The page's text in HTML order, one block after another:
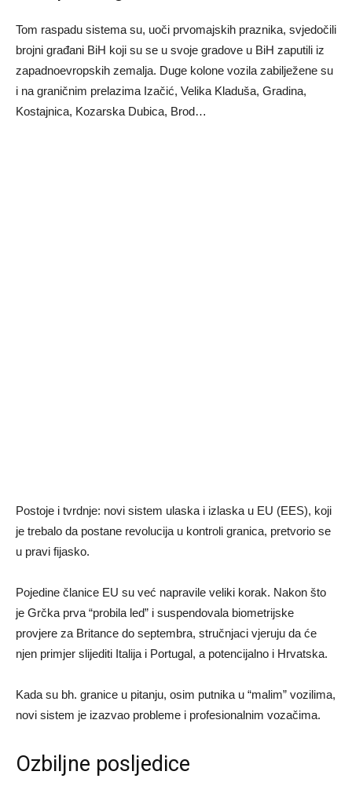
Tom raspadu sistema su, uoči prvomajskih praznika, svjedočili
brojni građani BiH koji su se u svoje gradove u BiH zaputili iz
zapadnoevropskih zemalja. Duge kolone vozila zabilježene su
i na graničnim prelazima Izačić, Velika Kladuša, Gradina,
Kostajnica, Kozarska Dubica, Brod…
Postoje i tvrdnje: novi sistem ulaska i izlaska u EU (EES), koji
je trebalo da postane revolucija u kontroli granica, pretvorio se
u pravi fijasko.
Pojedine članice EU su već napravile veliki korak. Nakon što
je Grčka prva “probila led” i suspendovala biometrijske
provjere za Britance do septembra, stručnjaci vjeruju da će
njen primjer slijediti Italija i Portugal, a potencijalno i Hrvatska.
Kada su bh. granice u pitanju, osim putnika u “malim” vozilima,
novi sistem je izazvao probleme i profesionalnim vozačima.
Ozbiljne posljedice